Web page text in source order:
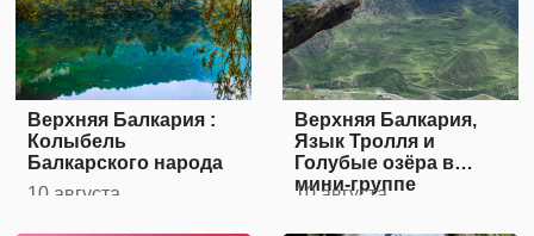
Верхняя Балкария :
Колыбель
Балкарского народа
10 августа
Верхняя Балкария,
Язык Тролля и
Голубые озёра в
мини-группе
10 августа